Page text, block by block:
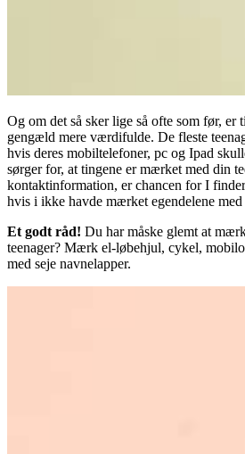
Og om det så sker lige så ofte som før, er
gengæld mere værdifulde. De fleste
hvis deres mobiltelefoner, pc og Ipad
sørger for, at tingene er mærket med din
kontaktinformation, er chancen for I
hvis i ikke havde mærket egendelene med
Et godt råd! Du har måske glemt at
teenager? Mærk el-løbehjul, cykel,
med seje navnelapper.